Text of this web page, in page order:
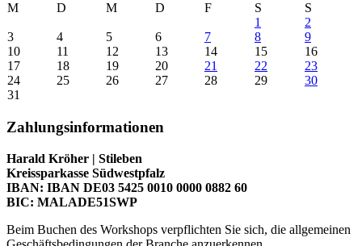
M
D M D F S
S
1
2
3
4 5 6 7 8
9
10
11 12 13 14 15
16
17
18 19 20 21 22
23
24
25 26 27 28 29
30
31
Zahlungsinformationen
Harald Kröher | Stileben
Kreissparkasse Südwestpfalz
IBAN: IBAN DE03 5425 0010 0000 0882 60
BIC: MALADE51SWP
Beim Buchen des Workshops verpflichten Sie sich, die allgemeinen